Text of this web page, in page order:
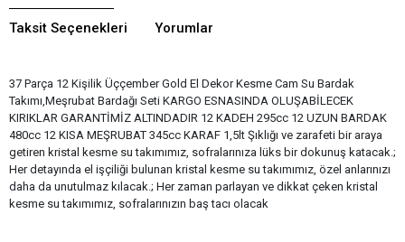
Taksit Seçenekleri Yorumlar
37 Parça 12 Kişilik Üççember Gold El Dekor Kesme Cam Su Bardak
Takımı,Meşrubat Bardağı Seti KARGO ESNASINDA OLUŞABİLECEK
KIRIKLAR GARANTİMİZ ALTINDADIR 12 KADEH 295cc 12 UZUN BARDAK
480cc 12 KISA MEŞRUBAT 345cc KARAF 1,5lt Şıklığı ve zarafeti bir araya
getiren kristal kesme su takımımız, sofralarınıza lüks bir dokunuş katacak.;
Her detayında el işçiliği bulunan kristal kesme su takımımız, özel anlarınızı
daha da unutulmaz kılacak.; Her zaman parlayan ve dikkat çeken kristal
kesme su takımımız, sofralarınızın baş tacı olacak